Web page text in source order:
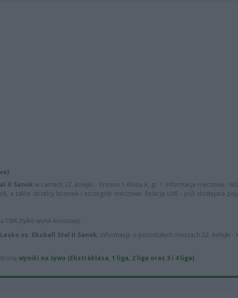
II Sanok w ramach 22. kolejki - Krosno > Klasa A, gr. I. Informacje meczowe,
a także strzelcy bramek i szczegóły meczowe. Relacja LIVE - jeśli dostępna
TWK (tylko wynik końcowy)
vs. Ekoball Stal II Sanok, informacje o pozostałych meczach 22. kolejki -
wyniki na żywo (Ekstraklasa, 1 liga, 2 liga oraz 3 i 4 liga).